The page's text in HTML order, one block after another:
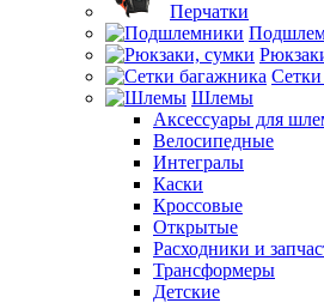
Перчатки
Шлемы
Аксессуары для
Велосипедные
Интегралы
Каски
Кроссовые
Открытые
Расходники и
Трансформеры
Детские